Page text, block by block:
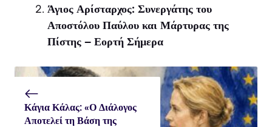
Άγιος Αρίσταρχος: Συνεργάτης του
Αποστόλου Παύλου και Μάρτυρας της
Πίστης – Εορτή Σήμερα
Κάγια Κάλας: «Ο Διάλογος
Αποτελεί τη Βάση της